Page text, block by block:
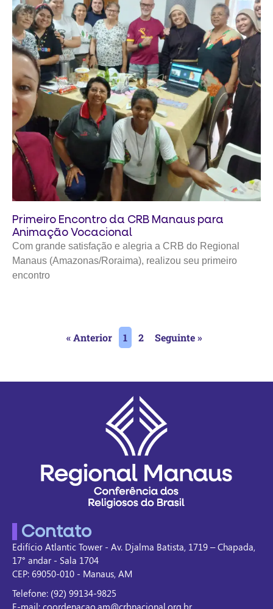
Primeiro Encontro da CRB Manaus para
Animação Vocacional
Com grande satisfação e alegria a CRB do Regional
Manaus (Amazonas/Roraima), realizou seu primeiro
encontro
« Anterior 1 2 Seguinte »
Contato
Edifício Atlantic Tower - Av. Djalma Batista, 1719 – Chapada,
17° andar - Sala 1704
CEP: 69050-010 - Manaus, AM
Telefone: (92) 99134-9825
E-mail: coordenacao.am@crbnacional.org.br